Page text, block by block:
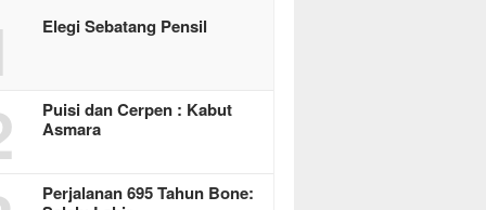
Elegi Sebatang Pensil
Puisi dan Cerpen : Kabut
Asmara
Perjalanan 695 Tahun Bone: